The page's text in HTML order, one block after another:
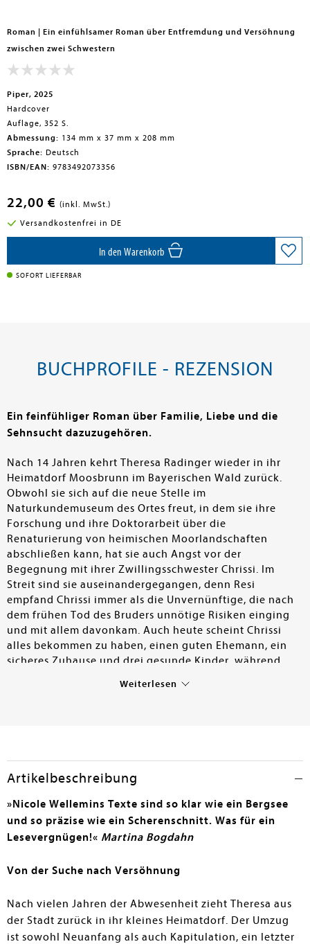
Roman | Ein einfühlsamer Roman über Entfremdung und Versöhnung
zwischen zwei Schwestern
Piper, 2025
Hardcover
Auflage, 352 S.
Abmessung: 134 mm x 37 mm x 208 mm
Sprache: Deutsch
ISBN/EAN: 9783492073356
22,00 € (inkl. MwSt.)
Versandkostenfrei in DE
In den Warenkorb
SOFORT LIEFERBAR
BUCHPROFILE - REZENSION
Ein feinfühliger Roman über Familie, Liebe und die
Sehnsucht dazuzugehören.
Nach 14 Jahren kehrt Theresa Radinger wieder in ihr
Heimatdorf Moosbrunn im Bayerischen Wald zurück.
Obwohl sie sich auf die neue Stelle im
Naturkundemuseum des Ortes freut, in dem sie ihre
Forschung und ihre Doktorarbeit über die
Renaturierung von heimischen Moorlandschaften
abschließen kann, hat sie auch Angst vor der
Begegnung mit ihrer Zwillingsschwester Chrissi. Im
Streit sind sie auseinandergegangen, denn Resi
empfand Chrissi immer als die Unvernünftige, die nach
dem frühen Tod des Bruders unnötige Risiken einging
und mit allem davonkam. Auch heute scheint Chrissi
alles bekommen zu haben, einen guten Ehemann, ein
sicheres Zuhause und drei gesunde Kinder, während
nach einem niederschmetternden Gentest für die
nach Zugehörigkeit sehnt. – Die Geschichte der
Zwillingsschwestern ist sehr feinfühlig und tiefgründig
erzählt. Obwohl meist aus Theresas Sicht erzählt, kommt
Chrissis Gefühlswelt nicht zu kurz und man erfährt in
mehreren Rückblicken, wie sehr sie selbst zu kämpfen
dient das Moor, in dem es nicht nur um das Überleben,
Ein wunderbarer, sehr emotionaler Roman.
Stefanie Simon
Weiterlesen
Artikelbeschreibung
»Nicole Wellemins Texte sind so klar wie ein Bergsee
und so präzise wie ein Scherenschnitt. Was für ein
Lesevergnügen!« Martina Bogdahn
Von der Suche nach Versöhnung
Nach vielen Jahren der Abwesenheit zieht Theresa aus
der Stadt zurück in ihr kleines Heimatdorf. Der Umzug
ist sowohl Neuanfang als auch Kapitulation, ein letzter